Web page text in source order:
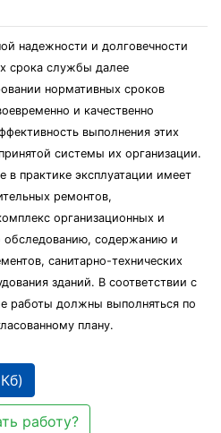
надежности и долговечности
срока службы далее
нормативных сроков
и качественно
выполнения этих
системы их организации.
в практике эксплуатации имеет
ремонтов,
организационных и
обследованию, содержанию и
санитарно-технических
зданий. В соответствии с
работы должны выполняться по
плану.
работу?